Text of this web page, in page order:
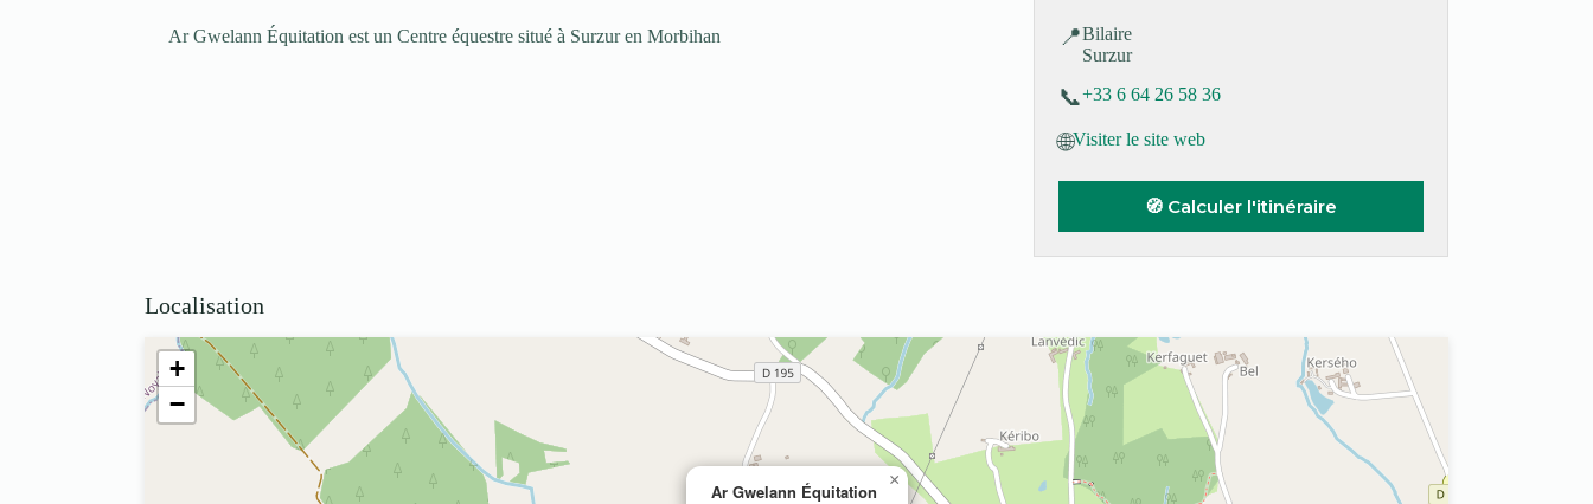
Ar Gwelann Équitation est un Centre équestre situé à Surzur en Morbihan 📍Bilaire
Surzur
📞+33 6 64 26 58 36
🌐Visiter le site web
🧭 Calculer l'itinéraire
Localisation
Ar Gwelann Équitation
×
+
−